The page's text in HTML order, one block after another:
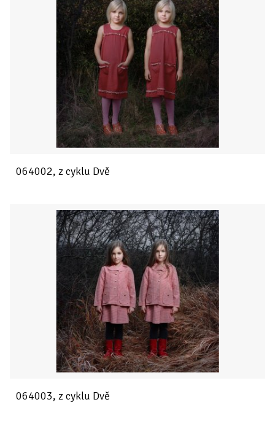
064002, z cyklu Dvě
064003, z cyklu Dvě